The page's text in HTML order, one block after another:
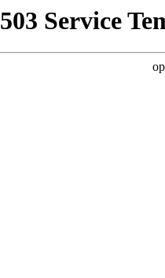
503 Service